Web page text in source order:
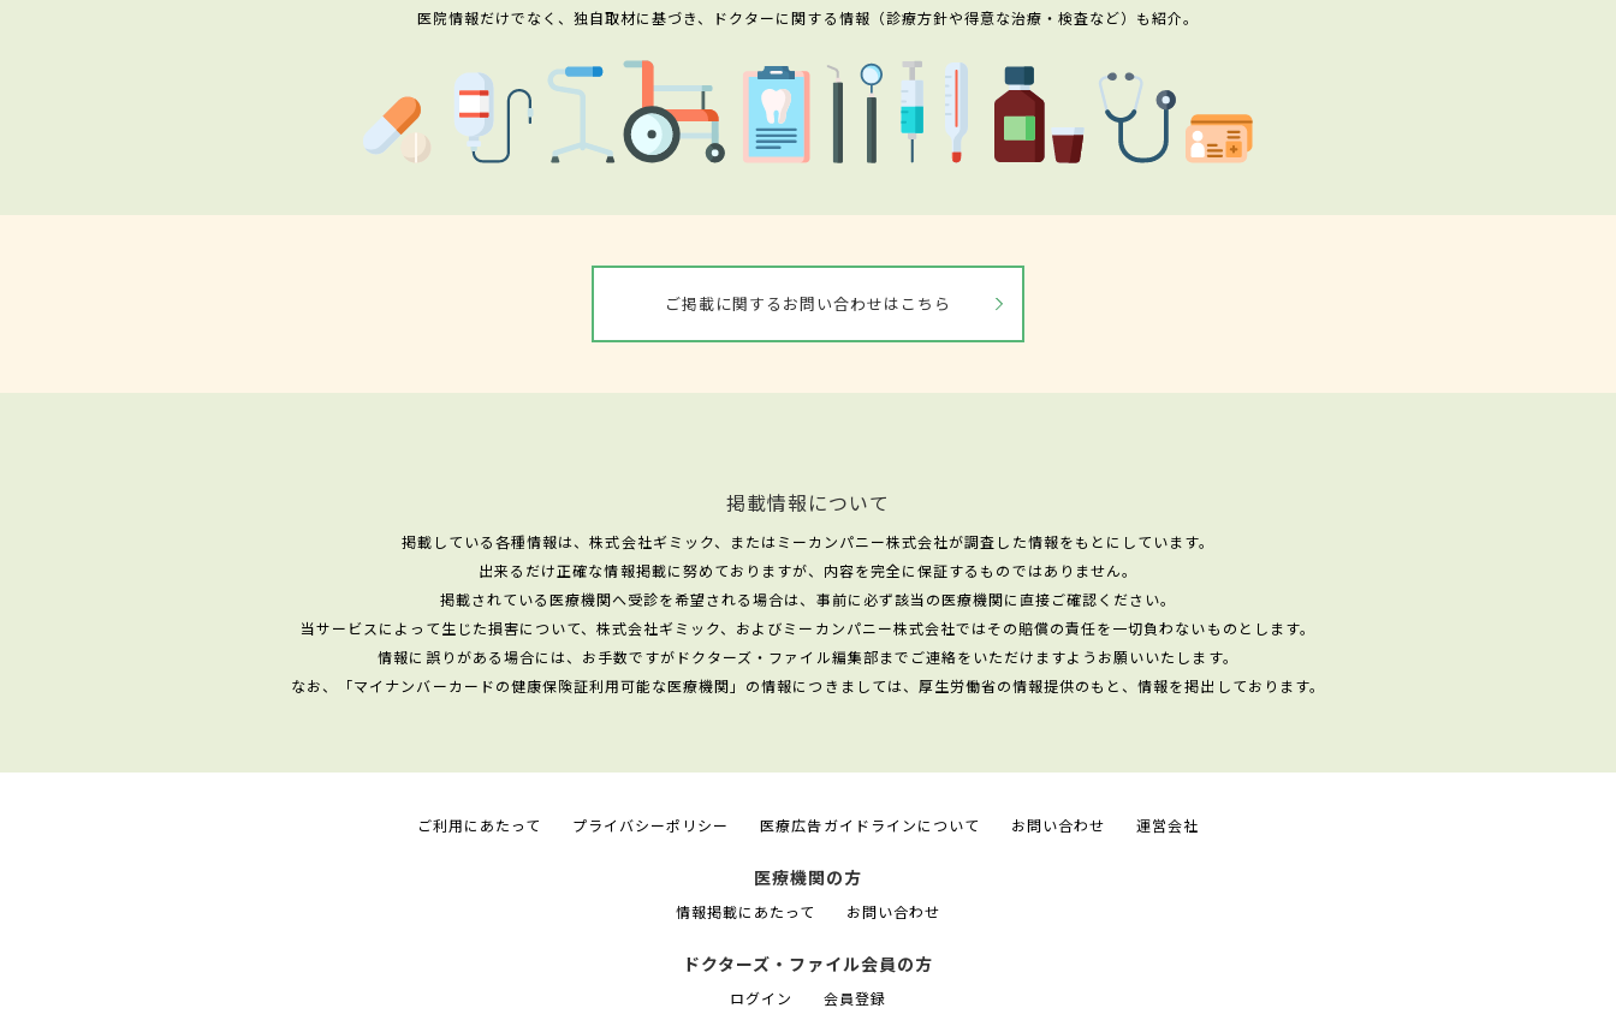
医院情報だけでなく、独自取材に基づき、ドクターに関する情報（診療方針や得意な治療・検査など）も紹介。
ご掲載に関するお問い合わせはこちら
掲載情報について
掲載している各種情報は、株式会社ギミック、またはミーカンパニー株式会社が調査した情報をもとにしています。
出来るだけ正確な情報掲載に努めておりますが、内容を完全に保証するものではありません。
掲載されている医療機関へ受診を希望される場合は、事前に必ず該当の医療機関に直接ご確認ください。
当サービスによって生じた損害について、株式会社ギミック、およびミーカンパニー株式会社ではその賠償の責任を一切負わないものとします。
情報に誤りがある場合には、お手数ですがドクターズ・ファイル編集部までご連絡をいただけますようお願いいたします。
なお、「マイナンバーカードの健康保険証利用可能な医療機関」の情報につきましては、厚生労働省の情報提供のもと、情報を掲出しております。
ご利用にあたって プライバシーポリシー 医療広告ガイドラインについて お問い合わせ 運営会社
医療機関の方
情報掲載にあたって お問い合わせ
ドクターズ・ファイル会員の方
ログイン 会員登録